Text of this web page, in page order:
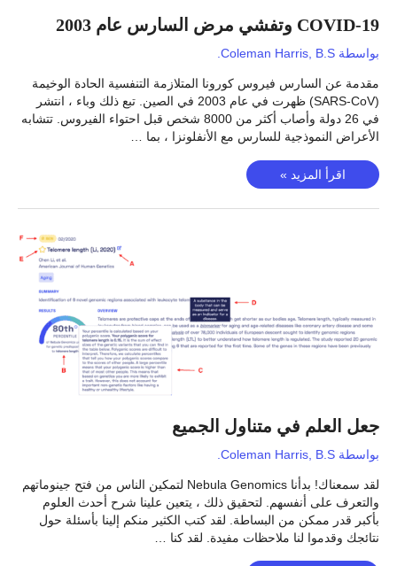
COVID-19 وتفشي مرض السارس عام 2003
بواسطة Coleman Harris, B.S.
مقدمة عن السارس فيروس كورونا المتلازمة التنفسية الحادة الوخيمة
(SARS-CoV) ظهرت في عام 2003 في الصين. تبع ذلك وباء ، انتشر
في 26 دولة وأصاب أكثر من 8000 شخص قبل احتواء الفيروس. تتشابه
الأعراض النموذجية للسارس مع الأنفلونزا ، بما …
COVID-
19
وتفشي
اقرأ المزيد »
جعل العلم في متناول الجميع
بواسطة Coleman Harris, B.S.
لقد سمعناك! بدأنا Nebula Genomics لتمكين الناس من فتح جينوماتهم
والتعرف على أنفسهم. لتحقيق ذلك ، يتعين علينا شرح أحدث العلوم
بأكبر قدر ممكن من البساطة. لقد كتب الكثير منكم إلينا بأسئلة حول
نتائجك وقدموا لنا ملاحظات مفيدة. لقد كنا …